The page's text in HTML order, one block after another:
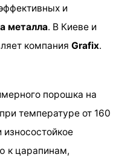
и
металла. В Киеве и
компания Grafix.
порошка на
температуре от 160
износостойкое
к царапинам,